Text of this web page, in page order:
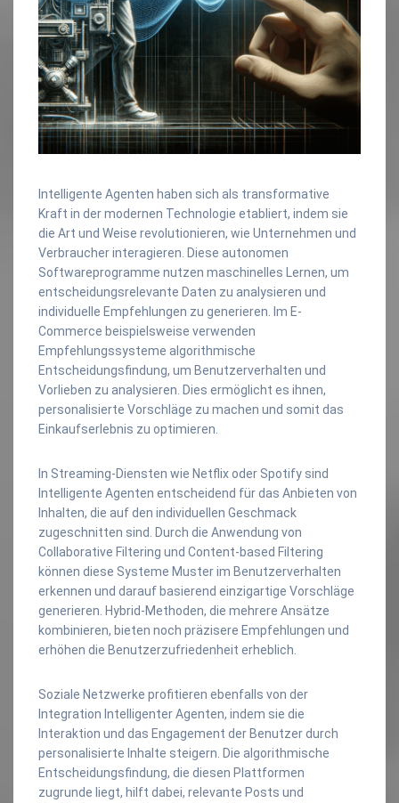
Intelligente Agenten haben sich als transformative
Kraft in der modernen Technologie etabliert, indem sie
die Art und Weise revolutionieren, wie Unternehmen und
Verbraucher interagieren. Diese autonomen
Softwareprogramme nutzen maschinelles Lernen, um
entscheidungsrelevante Daten zu analysieren und
individuelle Empfehlungen zu generieren. Im E-
Commerce beispielsweise verwenden
Empfehlungssysteme algorithmische
Entscheidungsfindung, um Benutzerverhalten und
Vorlieben zu analysieren. Dies ermöglicht es ihnen,
personalisierte Vorschläge zu machen und somit das
Einkaufserlebnis zu optimieren.
In Streaming-Diensten wie Netflix oder Spotify sind
Intelligente Agenten entscheidend für das Anbieten von
Inhalten, die auf den individuellen Geschmack
zugeschnitten sind. Durch die Anwendung von
Collaborative Filtering und Content-based Filtering
können diese Systeme Muster im Benutzerverhalten
erkennen und darauf basierend einzigartige Vorschläge
generieren. Hybrid-Methoden, die mehrere Ansätze
kombinieren, bieten noch präzisere Empfehlungen und
erhöhen die Benutzerzufriedenheit erheblich.
Soziale Netzwerke profitieren ebenfalls von der
Integration Intelligenter Agenten, indem sie die
Interaktion und das Engagement der Benutzer durch
personalisierte Inhalte steigern. Die algorithmische
Entscheidungsfindung, die diesen Plattformen
zugrunde liegt, hilft dabei, relevante Posts und